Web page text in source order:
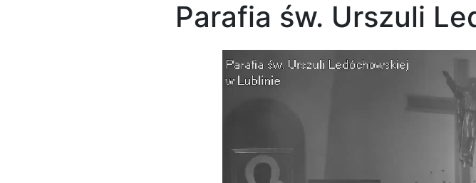
Parafia św. Urszuli